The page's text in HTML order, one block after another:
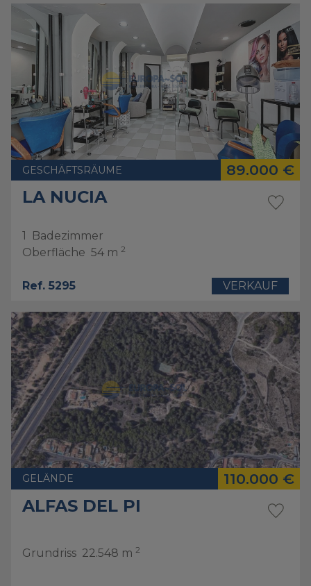
GESCHÄFTSRÄUME 89.000 €
LA NUCIA
1
Badezimmer
Oberfläche 54 m 2
Ref. 5295 VERKAUF
GELÄNDE 110.000 €
ALFAS DEL PI
Grundriss 22.548 m 2